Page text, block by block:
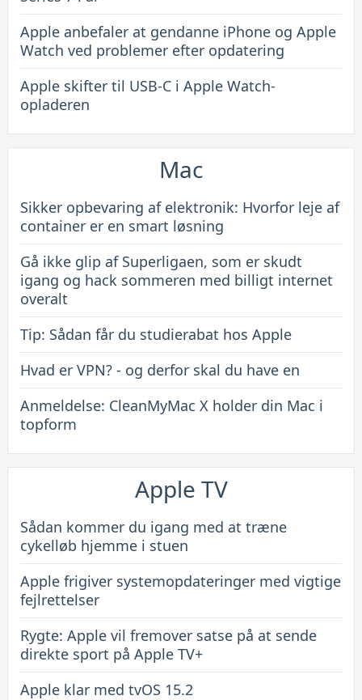
Apple anbefaler at gendanne iPhone og Apple
Watch ved problemer efter opdatering
Apple skifter til USB-C i Apple Watch-
opladeren
Mac
Sikker opbevaring af elektronik: Hvorfor leje af
container er en smart løsning
Gå ikke glip af Superligaen, som er skudt
igang og hack sommeren med billigt internet
overalt
Tip: Sådan får du studierabat hos Apple
Hvad er VPN? - og derfor skal du have en
Anmeldelse: CleanMyMac X holder din Mac i
topform
Apple TV
Sådan kommer du igang med at træne
cykelløb hjemme i stuen
Apple frigiver systemopdateringer med vigtige
fejlrettelser
Rygte: Apple vil fremover satse på at sende
direkte sport på Apple TV+
Apple klar med tvOS 15.2